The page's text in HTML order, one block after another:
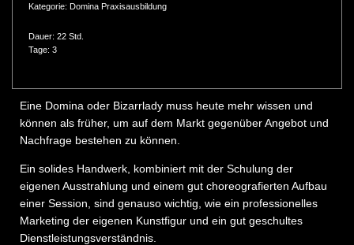
Kategorie: Domina Praxisausbildung
Dauer: 22 Std.
Tage: 3
Eine Domina oder Bizarrlady muss heute mehr wissen und
können als früher, um auf dem Markt gegenüber Angebot und
Nachfrage bestehen zu können.
Ein solides Handwerk, kombiniert mit der Schulung der
eigenen Ausstrahlung und einem gut choreografierten Aufbau
einer Session, sind genauso wichtig, wie ein professionelles
Marketing der eigenen Kunstfigur und ein gut geschultes
Dienstleistungsverständnis.